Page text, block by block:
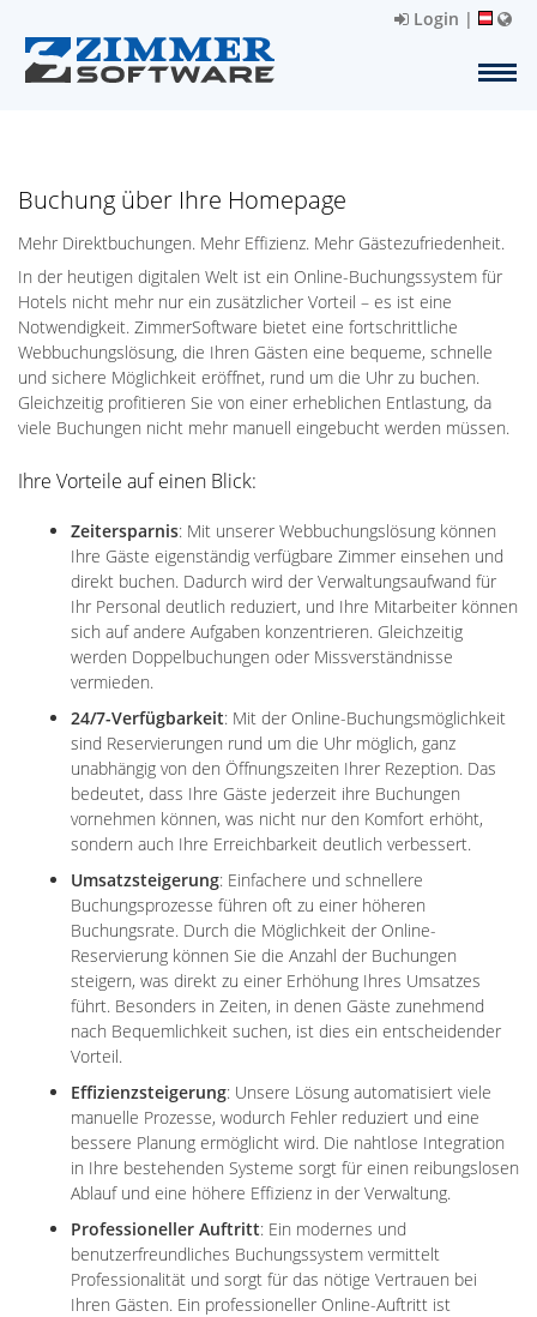
Login |
Buchung über Ihre Homepage
Mehr Direktbuchungen. Mehr Effizienz. Mehr Gästezufriedenheit.
In der heutigen digitalen Welt ist ein Online-Buchungssystem für
Hotels nicht mehr nur ein zusätzlicher Vorteil – es ist eine
Notwendigkeit. ZimmerSoftware bietet eine fortschrittliche
Webbuchungslösung, die Ihren Gästen eine bequeme, schnelle
und sichere Möglichkeit eröffnet, rund um die Uhr zu buchen.
Gleichzeitig profitieren Sie von einer erheblichen Entlastung, da
viele Buchungen nicht mehr manuell eingebucht werden müssen.
Ihre Vorteile auf einen Blick:
Zeitersparnis: Mit unserer Webbuchungslösung können
Ihre Gäste eigenständig verfügbare Zimmer einsehen und
direkt buchen. Dadurch wird der Verwaltungsaufwand für
Ihr Personal deutlich reduziert, und Ihre Mitarbeiter können
sich auf andere Aufgaben konzentrieren. Gleichzeitig
werden Doppelbuchungen oder Missverständnisse
vermieden.
24/7-Verfügbarkeit: Mit der Online-Buchungsmöglichkeit
sind Reservierungen rund um die Uhr möglich, ganz
unabhängig von den Öffnungszeiten Ihrer Rezeption. Das
bedeutet, dass Ihre Gäste jederzeit ihre Buchungen
vornehmen können, was nicht nur den Komfort erhöht,
sondern auch Ihre Erreichbarkeit deutlich verbessert.
Umsatzsteigerung: Einfachere und schnellere
Buchungsprozesse führen oft zu einer höheren
Buchungsrate. Durch die Möglichkeit der Online-
Reservierung können Sie die Anzahl der Buchungen
steigern, was direkt zu einer Erhöhung Ihres Umsatzes
führt. Besonders in Zeiten, in denen Gäste zunehmend
nach Bequemlichkeit suchen, ist dies ein entscheidender
Vorteil.
Effizienzsteigerung: Unsere Lösung automatisiert viele
manuelle Prozesse, wodurch Fehler reduziert und eine
bessere Planung ermöglicht wird. Die nahtlose Integration
in Ihre bestehenden Systeme sorgt für einen reibungslosen
Ablauf und eine höhere Effizienz in der Verwaltung.
Professioneller Auftritt: Ein modernes und
benutzerfreundliches Buchungssystem vermittelt
Professionalität und sorgt für das nötige Vertrauen bei
Ihren Gästen. Ein professioneller Online-Auftritt ist